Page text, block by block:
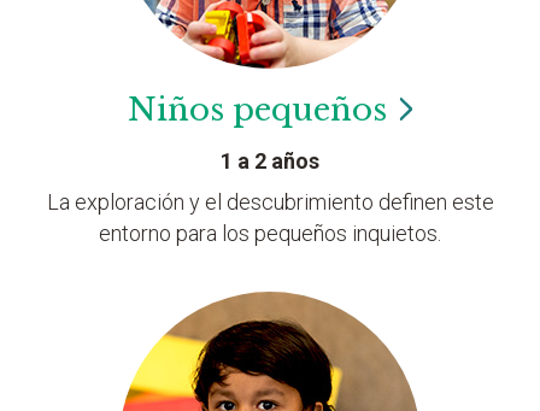
Niños pequeños
1 a 2 años
La exploración y el descubrimiento definen este
entorno para los pequeños inquietos.